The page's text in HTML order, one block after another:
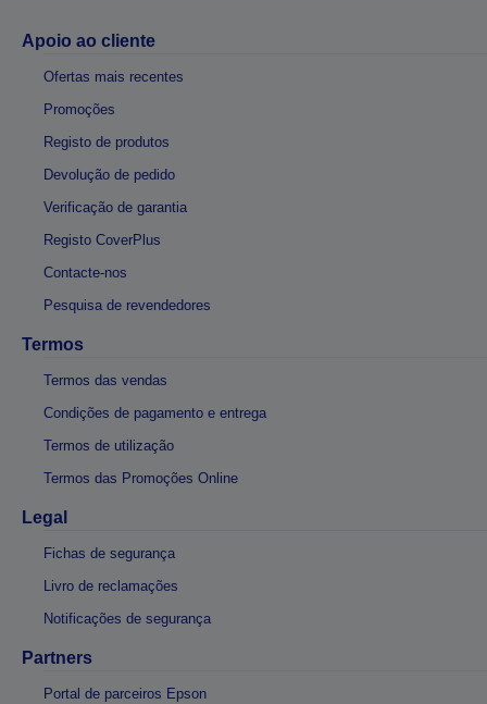
Apoio ao cliente
Ofertas mais recentes
Promoções
Registo de produtos
Devolução de pedido
Verificação de garantia
Registo CoverPlus
Contacte-nos
Pesquisa de revendedores
Termos
Termos das vendas
Condições de pagamento e entrega
Termos de utilização
Termos das Promoções Online
Legal
Fichas de segurança
Livro de reclamações
Notificações de segurança
Partners
Portal de parceiros Epson